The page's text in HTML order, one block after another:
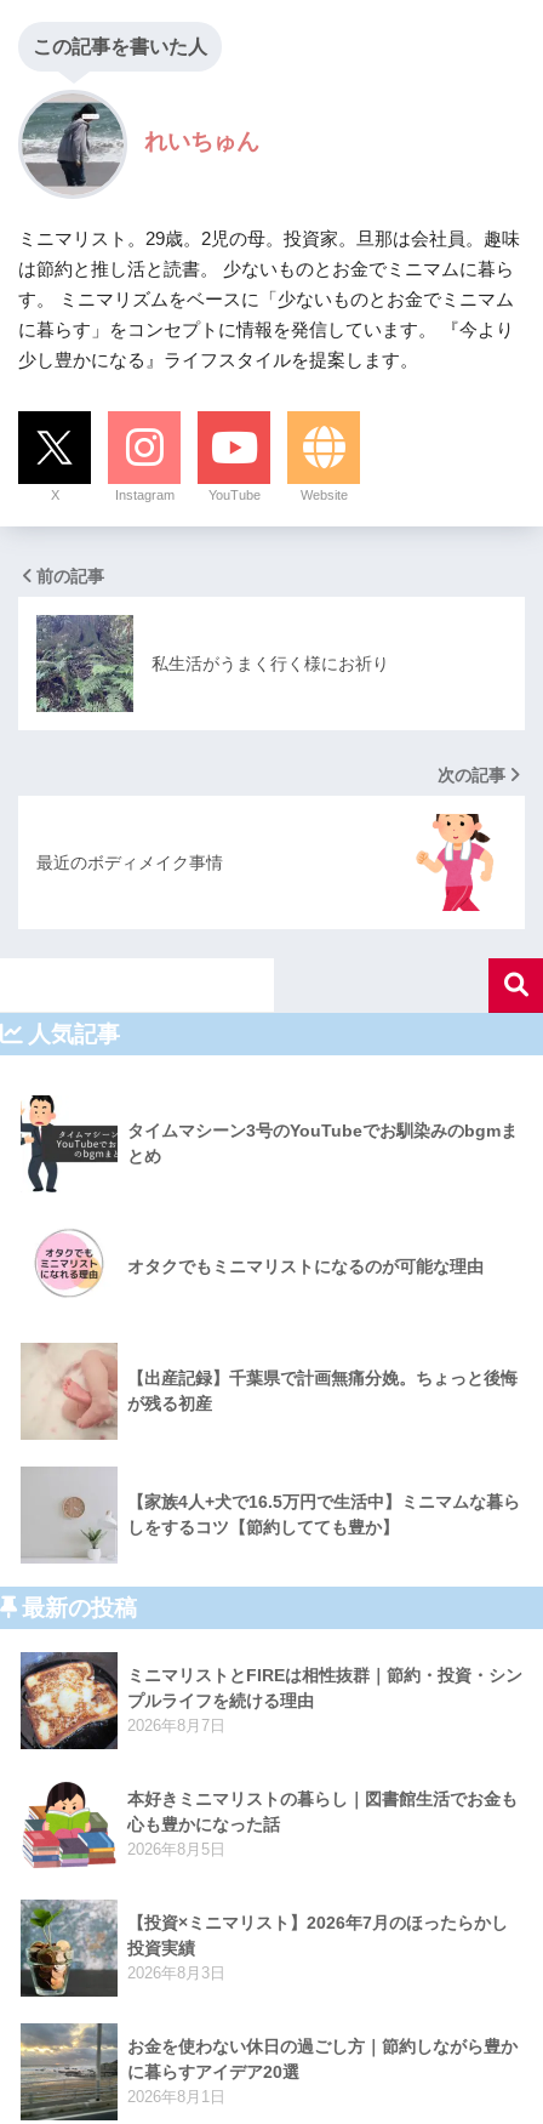
この記事を書いた人
れいちゅん
ミニマリスト。29歳。2児の母。投資家。旦那は会社員。趣味
は節約と推し活と読書。 少ないものとお金でミニマムに暮ら
す。 ミニマリズムをベースに「少ないものとお金でミニマム
に暮らす」をコンセプトに情報を発信しています。 『今より
少し豊かになる』ライフスタイルを提案します。
X Instagram YouTube Website
前の記事
私生活がうまく行く様にお祈り
次の記事
最近のボディメイク事情
人気記事
タイムマシーン3号のYouTubeでお馴染みのbgmま
とめ
オタクでもミニマリストになるのが可能な理由
【出産記録】千葉県で計画無痛分娩。ちょっと後悔
が残る初産
【家族4人+犬で16.5万円で生活中】ミニマムな暮ら
しをするコツ【節約してても豊か】
最新の投稿
ミニマリストとFIREは相性抜群｜節約・投資・シン
プルライフを続ける理由
2026年8月7日
本好きミニマリストの暮らし｜図書館生活でお金も
心も豊かになった話
2026年8月5日
【投資×ミニマリスト】2026年7月のほったらかし
投資実績
2026年8月3日
お金を使わない休日の過ごし方｜節約しながら豊か
に暮らすアイデア20選
2026年8月1日